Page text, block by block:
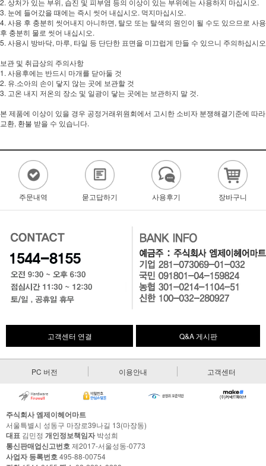
3. 눈에 들어갔을 때에는 즉시 씻어 내십시오. 먹지마십시오.
4. 사용 후 충분히 씻어내지 아니하면, 탈모 또는 탈색의 원인이 될 수도 있으므로 사용
후 충분히 물로 씻어 내십시오.
5. 사용시 방바닥, 마루, 타일 등 단단한 표면을 미끄럽게 만들 수 있으니 주의하십시오
보관 및 취급상의 주의사항
1. 사용후에는 반드시 마개를 닫아둘 것
2. 유.소아의 손이 닿지 않는 곳에 보관할 것
3. 고온 내지 저온의 장소 및 일광이 닿는 곳에는 보관하지 말 것.
본 제품에 이상이 있을 경우 공정거래위원회에서 고시한 소비자 분쟁해결기준에 따라
교환, 환불 받을 수 있습니다.
주문내역 묻고답하기 사용후기 장바구니
고객센터 연결 Q&A 게시판
PC 버전 이용안내 고객센터
주식회사 엠제이헤어마트
서울특별시 성동구 마장로39나길 13(마장동)
대표 김민정 개인정보책임자박성희
통신판매업신고번호제2017-서울성동-0773
사업자 등록번호495-88-00754